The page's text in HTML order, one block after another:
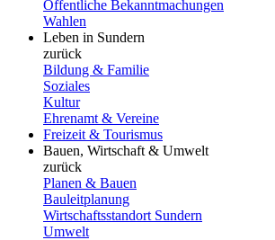
Öffentliche Bekanntmachungen
Wahlen
Leben in Sundern
zurück
Bildung & Familie
Soziales
Kultur
Ehrenamt & Vereine
Freizeit & Tourismus
Bauen, Wirtschaft & Umwelt
zurück
Planen & Bauen
Bauleitplanung
Wirtschaftsstandort Sundern
Umwelt